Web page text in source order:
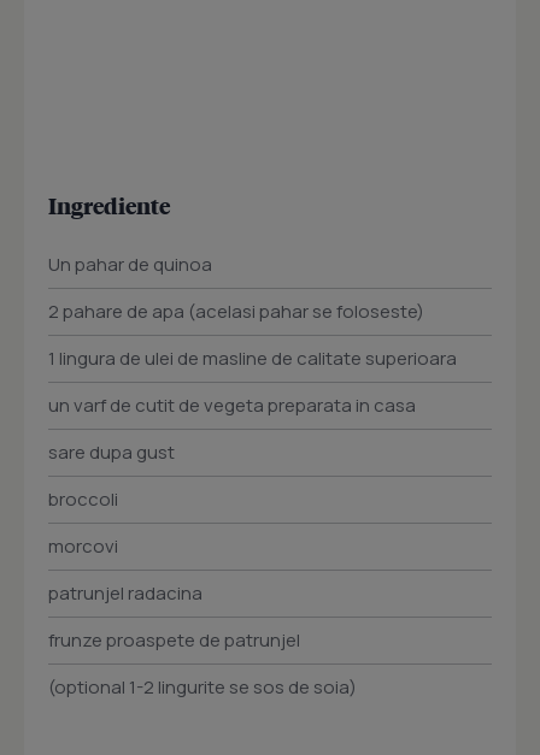
Ingrediente
Un pahar de quinoa
2 pahare de apa (acelasi pahar se foloseste)
1 lingura de ulei de masline de calitate superioara
un varf de cutit de vegeta preparata in casa
sare dupa gust
broccoli
morcovi
patrunjel radacina
frunze proaspete de patrunjel
(optional 1-2 lingurite se sos de soia)